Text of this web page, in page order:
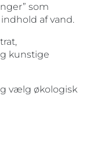
som
af vand.
kunstige
vælg økologisk